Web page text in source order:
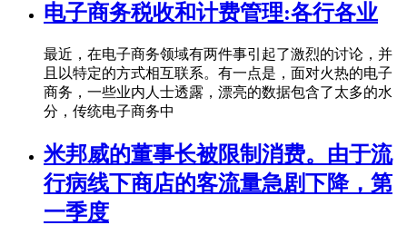
电子商务税收和计费管理:各行各业
最近，在电子商务领域有两件事引起了激烈的讨论，并
且以特定的方式相互联系。有一点是，面对火热的电子
商务，一些业内人士透露，漂亮的数据包含了太多的水
分，传统电子商务中
米邦威的董事长被限制消费。由于流
行病线下商店的客流量急剧下降，第
一季度